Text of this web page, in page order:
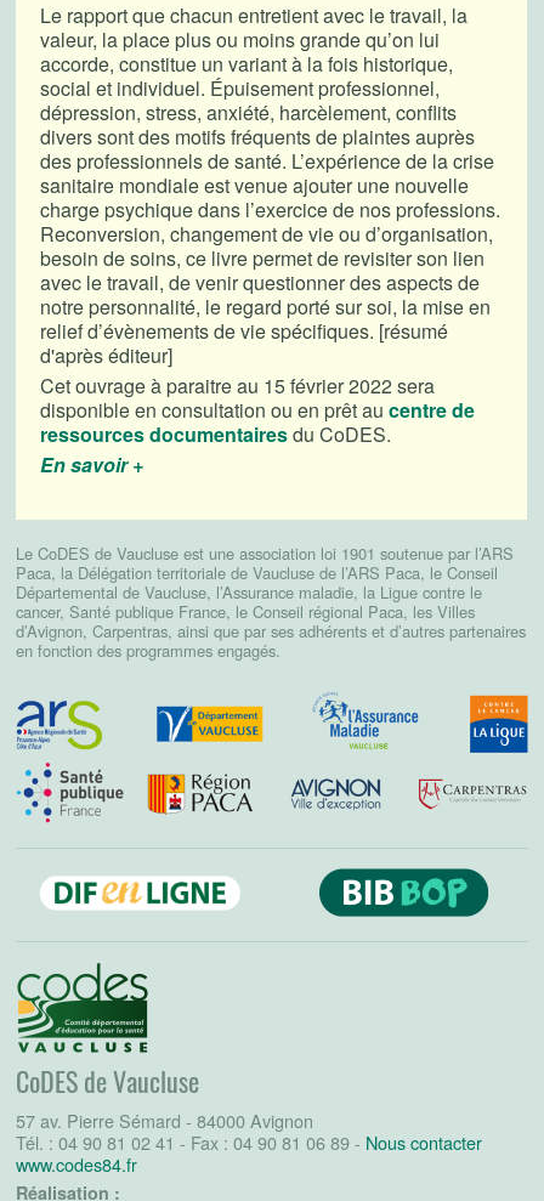
Le rapport que chacun entretient avec le travail, la
valeur, la place plus ou moins grande qu’on lui
accorde, constitue un variant à la fois historique,
social et individuel. Épuisement professionnel,
dépression, stress, anxiété, harcèlement, conflits
divers sont des motifs fréquents de plaintes auprès
des professionnels de santé. L’expérience de la crise
sanitaire mondiale est venue ajouter une nouvelle
charge psychique dans l’exercice de nos professions.
Reconversion, changement de vie ou d’organisation,
besoin de soins, ce livre permet de revisiter son lien
avec le travail, de venir questionner des aspects de
notre personnalité, le regard porté sur soi, la mise en
relief d’évènements de vie spécifiques. [résumé
d'après éditeur]
Cet ouvrage à paraitre au 15 février 2022 sera
disponible en consultation ou en prêt aucentre de
ressources documentairesdu CoDES.
En savoir +
Le CoDES de Vaucluse est une association loi 1901 soutenue par l’ARS
Paca, la Délégation territoriale de Vaucluse de l’ARS Paca, le Conseil
Départemental de Vaucluse, l’Assurance maladie, la Ligue contre le
cancer, Santé publique France, le Conseil régional Paca, les Villes
d’Avignon, Carpentras, ainsi que par ses adhérents et d’autres partenaires
en fonction des programmes engagés.
CoDES de Vaucluse
57 av. Pierre Sémard - 84000 Avignon
Tél. : 04 90 81 02 41 - Fax : 04 90 81 06 89 - Nous contacter
www.codes84.fr
Réalisation :